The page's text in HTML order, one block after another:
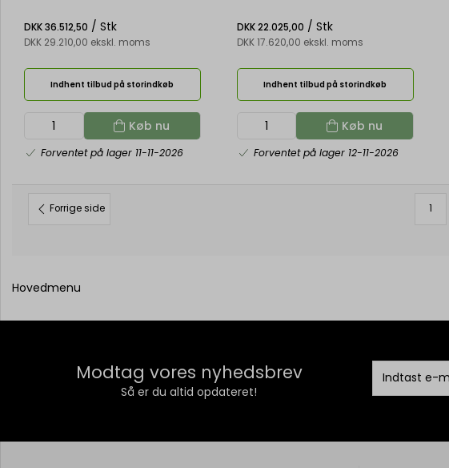
DKK 36.512,50 / Stk
DKK 29.210,00 ekskl. moms
Indhent tilbud på storindkøb
Køb nu
Forventet på lager 11-11-2026
DKK 22.025,00 / Stk
DKK 17.620,00 ekskl. moms
Indhent tilbud på storindkøb
Køb nu
Forventet på lager 12-11-2026
Forrige side 1
Hovedmenu
Modtag vores nyhedsbrev
Så er du altid opdateret!